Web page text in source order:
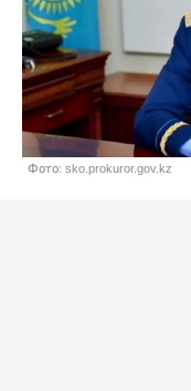
Фото: sko.prokuror.gov.kz